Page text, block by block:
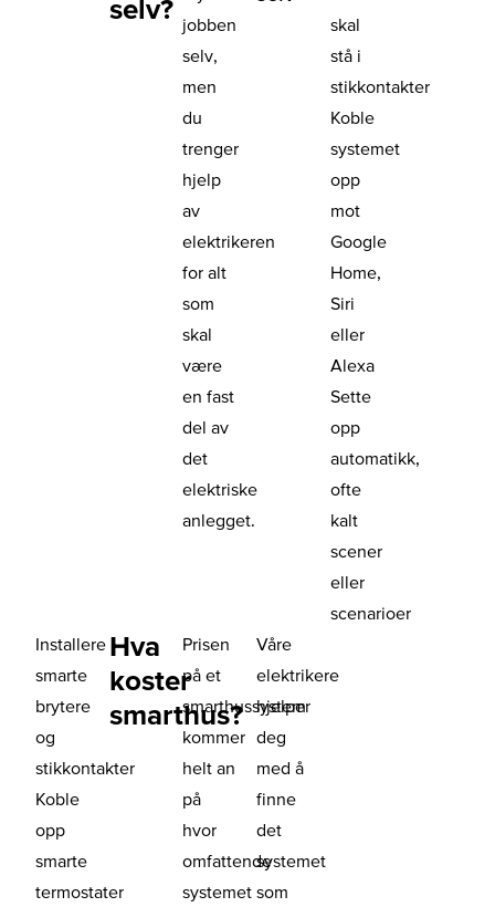
selv? jobben
selv,
men
du
trenger
hjelp
av
elektrikeren
for alt
som
skal
være
en fast
del av
det
elektriske
anlegget.
skal
stå i
stikkontakter
Koble
systemet
opp
mot
Google
Home,
Siri
eller
Alexa
Sette
opp
automatikk,
ofte
kalt
scener
eller
scenarioer
Installere
smarte
brytere
og
stikkontakter
Koble
opp
smarte
termostater
Hva
koster
smarthus?
Prisen
på et
smarthussystem
kommer
helt an
på
hvor
omfattende
systemet
Våre
elektrikere
hjelper
deg
med å
finne
det
systemet
som